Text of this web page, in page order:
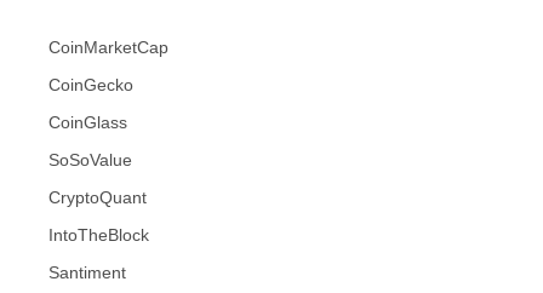
CoinMarketCap
CoinGecko
CoinGlass
SoSoValue
CryptoQuant
IntoTheBlock
Santiment